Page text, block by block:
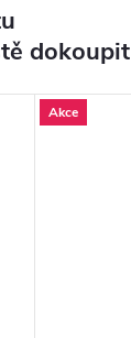
dokoupit
Akce